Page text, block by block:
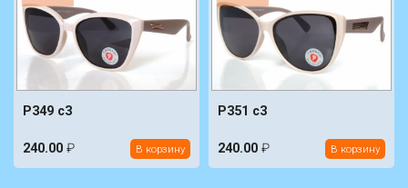
P349 c3
240.00 ₽ В корзину
P351 c3
240.00 ₽ В корзину